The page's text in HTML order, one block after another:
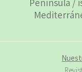
Península /